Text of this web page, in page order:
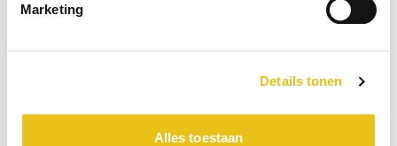
Marketing
Details tonen
Alles toestaan